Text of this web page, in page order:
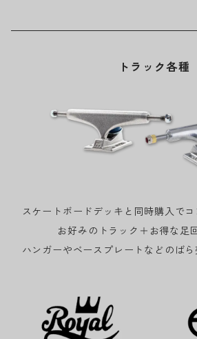
トラック各種
スケートボードデッキと同時購入でコ
お好みのトラック＋お得な足
ハンガーやベースプレートなどのばら